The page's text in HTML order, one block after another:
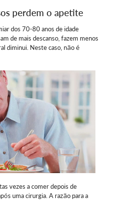
perdem o apetite
dos 70-80 anos de idade
de mais descanso, fazem menos
diminui. Neste caso, não é
vezes a comer depois de
uma cirurgia. A razão para a